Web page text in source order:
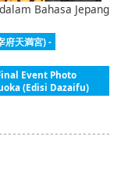
Bahasa Jepang
天満宮) -
Event Photo
(Edisi Dazaifu)